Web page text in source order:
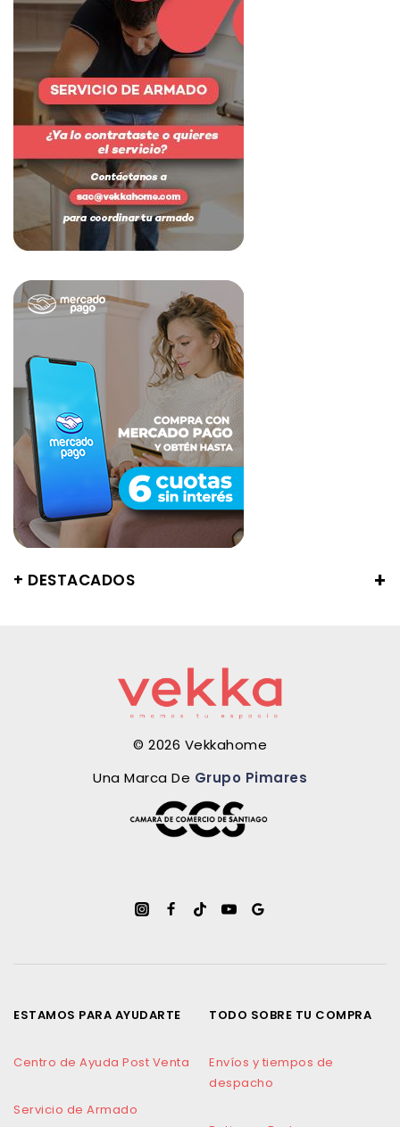
+ DESTACADOS
© 2026 Vekkahome
Una Marca De Grupo Pimares
ESTAMOS PARA AYUDARTE
Centro de Ayuda Post Venta
Servicio de Armado
TODO SOBRE TU COMPRA
Envíos y tiempos de
despacho